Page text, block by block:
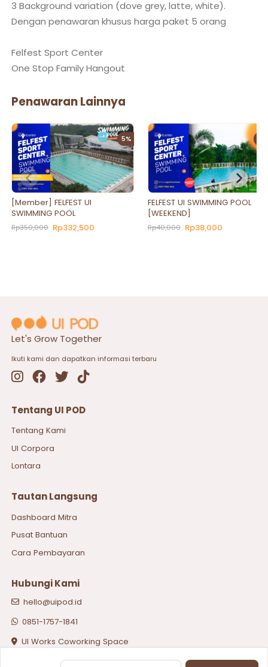
3 Background variation (dove grey, latte, white).
Dengan penawaran khusus harga paket 5 orang
Felfest Sport Center
Penawaran Lainnya
5%
[Member] FELFEST UI
SWIMMING POOL
Rp350,000 Rp332,500
FELFEST UI SWIMMING POOL
[WEEKEND]
Rp40,000 Rp38,000
Let's Grow Together
Ikuti kami dan dapatkan informasi terbaru
Tentang UI POD
Tentang Kami
UI Corpora
Lontara
Tautan Langsung
Dashboard Mitra
Pusat Bantuan
Cara Pembayaran
Hubungi Kami
hello@uipod.id
0851-1757-1841
UI Works Coworking Space